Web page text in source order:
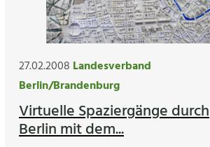
27.02.2008 Landesverband
Berlin/Brandenburg
Virtuelle Spaziergänge durch
Berlin mit dem...